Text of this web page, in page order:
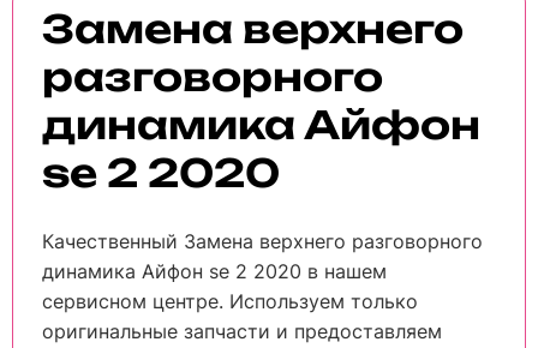
Замена верхнего
разговорного
динамика Айфон
se 2 2020
Качественный Замена верхнего разговорного
динамика Айфон se 2 2020 в нашем
сервисном центре. Используем только
оригинальные запчасти и предоставляем